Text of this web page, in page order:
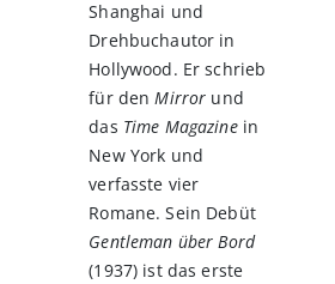
Shanghai und
Drehbuchautor in
Hollywood. Er schrieb
für denMirror und
das Time Magazinein
New York und
verfasste vier
Romane. Sein Debüt
Gentleman über Bord
(1937) ist das erste